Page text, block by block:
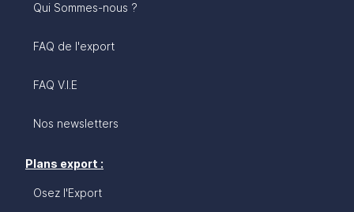
Qui Sommes-nous ?
FAQ de l'export
FAQ V.I.E
Nos newsletters
Plans export :
Osez l'Export